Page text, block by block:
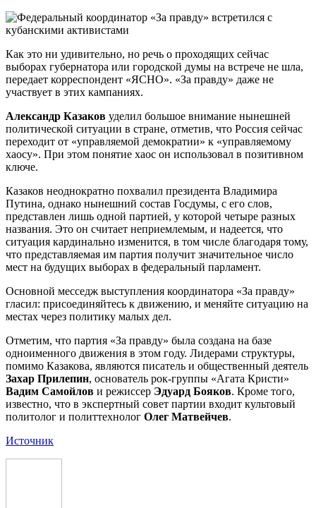
Как это ни удивительно, но речь о проходящих сейчас
выборах губернатора или городской думы на встрече не шла,
передает корреспондент «ЯСНО». «За правду» даже не
участвует в этих кампаниях.
Александр Казаков уделил большое внимание нынешней
политической ситуации в стране, отметив, что Россия сейчас
переходит от «управляемой демократии» к «управляемому
хаосу». При этом понятие хаос он использовал в позитивном
ключе.
Казаков неоднократно похвалил президента Владимира
Путина, однако нынешний состав Госдумы, с его слов,
представлен лишь одной партией, у которой четыре разных
названия. Это он считает неприемлемым, и надеется, что
ситуация кардинально изменится, в том числе благодаря тому,
что представляемая им партия получит значительное число
мест на будущих выборах в федеральный парламент.
Основной месседж выступления координатора «За правду»
гласил: присоединяйтесь к движению, и меняйте ситуацию на
местах через политику малых дел.
Отметим, что партия «За правду» была создана на базе
одноименного движения в этом году. Лидерами структуры,
помимо Казакова, являются писатель и общественный деятель
Захар Прилепин, основатель рок-группы «Агата Кристи»
Вадим Самойлов и режиссер Эдуард Бояков. Кроме того,
известно, что в экспертный совет партии входит культовый
политолог и политтехнолог Олег Матвейчев.
Источник